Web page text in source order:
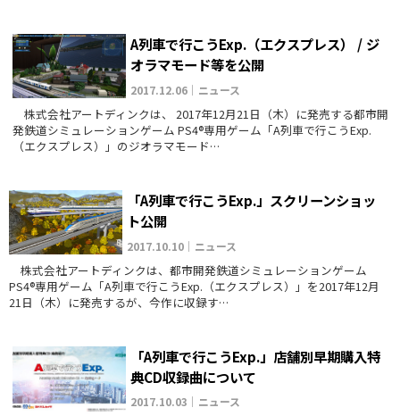
A列車で行こうExp.（エクスプレス） / ジ
オラマモード等を公開
2017.12.06｜ニュース
株式会社アートディンクは、 2017年12月21日（木）に発売する都市開
発鉄道シミュレーションゲーム PS4®専用ゲーム「A列車で行こうExp.
（エクスプレス）」のジオラマモード…
「A列車で行こうExp.」スクリーンショッ
ト公開
2017.10.10｜ニュース
株式会社アートディンクは、都市開発鉄道シミュレーションゲーム
PS4®専用ゲーム「A列車で行こうExp.（エクスプレス）」を2017年12月
21日（木）に発売するが、今作に収録す…
「A列車で行こうExp.」店舗別早期購入特
典CD収録曲について
2017.10.03｜ニュース